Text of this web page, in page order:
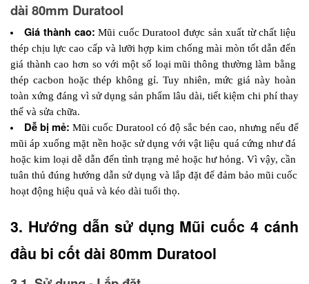
dài 80mm Duratool
Giá thành cao: Mũi cuốc Duratool được sản xuất từ chất liệu
thép chịu lực cao cấp và lưỡi hợp kim chống mài mòn tốt dẫn đến
giá thành cao hơn so với một số loại mũi thông thường làm bằng
thép cacbon hoặc thép không gỉ. Tuy nhiên, mức giá này hoàn
toàn xứng đáng vì sử dụng sản phẩm lâu dài, tiết kiệm chi phí thay
thế và sửa chữa.
Dễ bị mẻ: Mũi cuốc Duratool có độ sắc bén cao, nhưng nếu để
mũi áp xuống mặt nền hoặc sử dụng với vật liệu quá cứng như đá
hoặc kim loại dễ dẫn đến tình trạng mẻ hoặc hư hỏng. Vì vậy, cần
tuân thủ đúng hướng dẫn sử dụng và lắp đặt để đảm bảo mũi cuốc
hoạt động hiệu quả và kéo dài tuổi thọ.
3. Hướng dẫn sử dụng Mũi cuốc 4 cánh
đầu bi cốt dài 80mm Duratool